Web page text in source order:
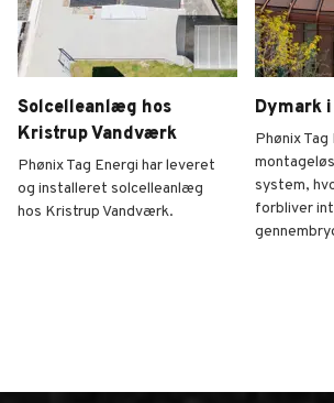
Solcelleanlæg hos
Kristrup Vandværk
Phønix Tag Energi har leveret
og installeret solcelleanlæg
hos Kristrup Vandværk.
Solcelleanlæg hos Kristrup
Dymark
Phønix
system,
forbliver
Dymark